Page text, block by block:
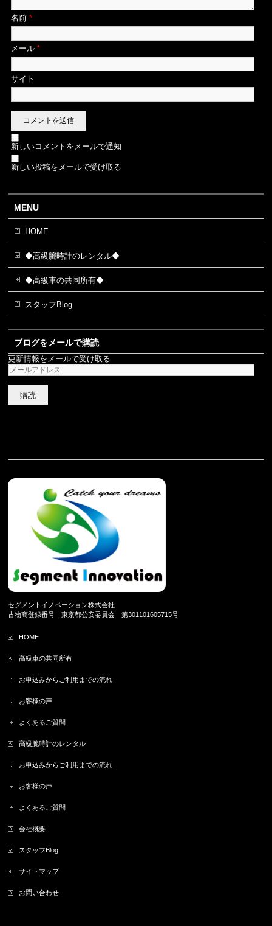
名前*
メール*
サイト
新しいコメントをメールで通知
新しい投稿をメールで受け取る
MENU
HOME
◆高級腕時計のレンタル◆
◆高級車の共同所有◆
スタッフBlog
ブログをメールで購読
更新情報をメールで受け取る
メ
ー
ル
ド
セグメントイノベーション株式会社
古物商登録番号 東京都公安委員会 第301101605715号
HOME
高級車の共同所有
お申込みからご利用までの流れ
お客様の声
よくあるご質問
高級腕時計のレンタル
お申込みからご利用までの流れ
お客様の声
よくあるご質問
会社概要
スタッフBlog
サイトマップ
お問い合わせ